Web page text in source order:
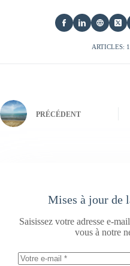
ARTICLES:
PRÉCÉDENT
Mises à jour de
Saisissez votre adresse e-
vous à notre